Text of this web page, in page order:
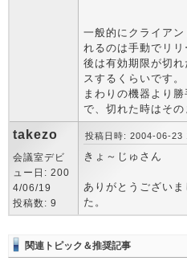
一般的にクライア
れるのは手動でリリ
後は有効期限が切
スするくらいです。
まわりの機器より
で、切れた時はその
takezo
会議室デビ
ュー日: 200
4/06/19
投稿数: 9
投稿日時: 2004-06-23
きょ～じゅさん
ありがとうござい
た。
関連トピック＆推奨記事